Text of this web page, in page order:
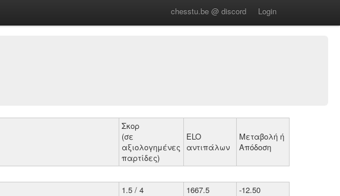
chesstu.be @ discord Login
Σκορ
(σε
αξιολογημένες
παρτίδες)
ELO
αντιπάλων
Μεταβολή ή
Απόδοση
1.5 / 4 1667.5
-12.50